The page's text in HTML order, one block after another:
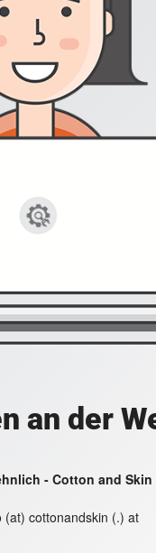
an der
- Cotton and Skin
(at) cottonandskin (.) at